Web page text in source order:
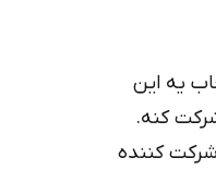
یه این
کنه.
کننده